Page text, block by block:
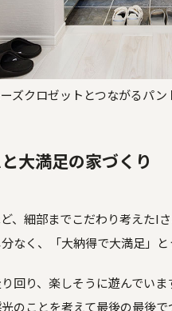
ズクロゼットとつながるパン
大満足の家づくり
、細部までこだわり考えたI
なく、「大納得で大満足」と
回り、楽しそうに遊んでいま
のことを考えて最後の最後